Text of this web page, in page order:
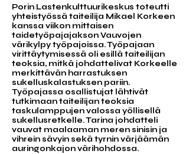
Porin Lastenkulttuurikeskus toteutti
yhteistyössä taiteilija Mikael Korkeen
kanssa viikon mittaisen
taidetyöpajajakson Vauvojen
värikylpy työpajoissa. Työpajaan
virittäytymisessä oli esillä taiteilijan
teoksia, mitkä johdattelivat Korkeelle
merkittävän harrastuksen
sukelluskalastuksen pariin.
Työpajassa osallistujat lähtivät
tutkimaan taiteilijan teoksia
taskulamppujen valossa yöllisellä
sukellusretkelle. Tarina johdatteli
vauvat maalaaman meren sinisin ja
vihrein sävyin sekä tyrnin värjäämän
auringonkajon värihohdossa.